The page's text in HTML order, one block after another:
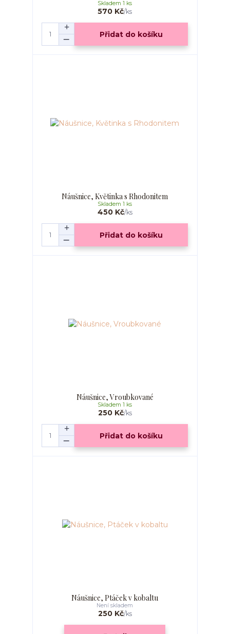
570 Kč/ks
Skladem 1 ks
Přidat do košíku
Náušnice, Květinka s Rhodonitem
450 Kč/ks
Skladem 1 ks
Přidat do košíku
Náušnice, Vroubkované
250 Kč/ks
Skladem 1 ks
Přidat do košíku
Náušnice, Ptáček v kobaltu
250 Kč/ks
Není skladem